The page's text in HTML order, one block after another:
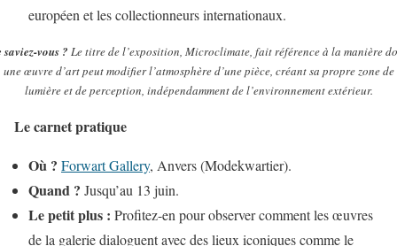
européen et les collectionneurs internationaux.
saviez-vous ? Le titre de l’exposition, Microclimate, fait référence à la manière
une œuvre d’art peut modifier l’atmosphère d’une pièce, créant sa propre zone de
lumière et de perception, indépendamment de l’environnement extérieur.
Le carnet pratique
Où ? Forwart Gallery, Anvers (Modekwartier).
Quand ? Jusqu’au 13 juin.
Le petit plus : Profitez-en pour observer comment les œuvres
de la galerie dialoguent avec des lieux iconiques comme le